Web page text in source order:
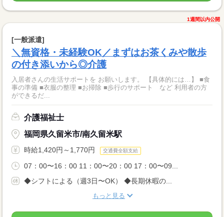
1週間以内公開
[一般派遣]
＼無資格・未経験OK／まずはお茶くみや散歩
の付き添いから◎介護
入居者さんの生活サポートを お願いします。 【具体的には…】 ■食
事の準備 ■衣服の整理 ■お掃除 ■歩行のサポート など 利用者の方
ができるだ...
介護福祉士
福岡県久留米市/南久留米駅
時給1,420円～1,770円 交通費全額支給
07：00〜16：00 11：00〜20：00 17：00〜09...
◆シフトによる（週3日〜OK） ◆長期休暇の...
もっと見る